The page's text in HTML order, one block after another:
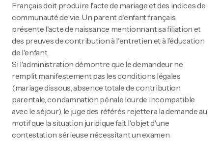
Français doit produire l'acte de mariage et des indices de
communauté de vie. Un parent d'enfant français
présente l'acte de naissance mentionnant sa filiation et
des preuves de contribution à l'entretien et à l’éducation
de l'enfant.
Si l'administration démontre que le demandeur ne
remplit manifestement pas les conditions légales
(mariage dissous, absence totale de contribution
parentale, condamnation pénale lourde incompatible
avec le séjour), le juge des référés rejettera la demande au
motif que la situation juridique fait l'objet d'une
contestation sérieuse nécessitant un examen